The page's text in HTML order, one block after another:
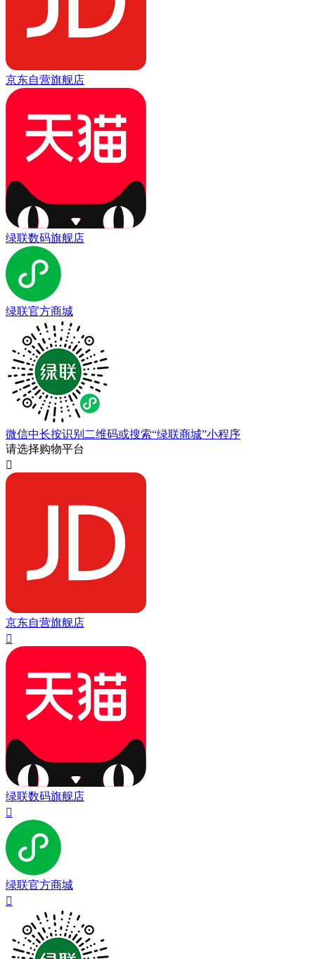
京东自营旗舰店
绿联数码旗舰店
绿联官方商城
微信中长按识别二维码或搜索“绿联商城”小程序
请选择购物平台

京东自营旗舰店

绿联数码旗舰店

绿联官方商城
